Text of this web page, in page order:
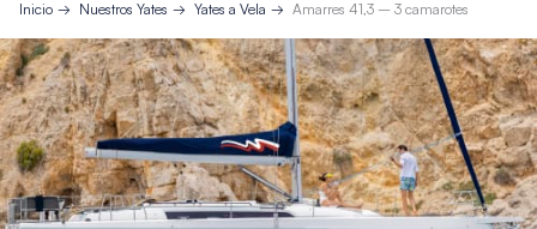
Inicio Nuestros Yates Yates a Vela Amarres 41,3 – 3 camarotes